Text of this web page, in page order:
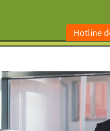
Hotline